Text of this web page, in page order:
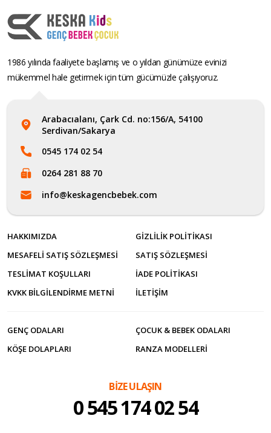
1986 yılında faaliyete başlamış ve o yıldan günümüze evinizi
mükemmel hale getirmek için tüm gücümüzle çalışıyoruz.
Arabacıalanı, Çark Cd. no:156/A, 54100
Serdivan/Sakarya
0545 174 02 54
0264 281 88 70
info@keskagencbebek.com
HAKKIMIZDA
GIZLILIK POLITIKASI
MESAFELI SATIŞ SÖZLEŞMESI
SATIŞ SÖZLEŞMESI
TESLIMAT KOŞULLARI
İADE POLITIKASI
KVKK BILGILENDIRME METNI
İLETİŞİM
GENÇ ODALARI
ÇOCUK & BEBEK ODALARI
KÖŞE DOLAPLARI
RANZA MODELLERI
BİZE ULAŞIN
0 545 174 02 54